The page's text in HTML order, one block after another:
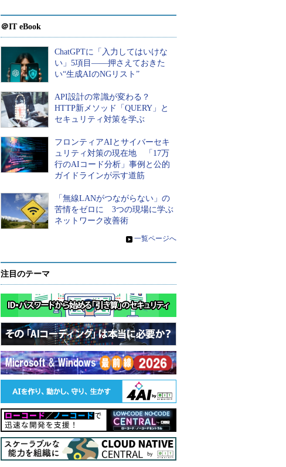
＠IT eBook
ChatGPTに「入力してはいけな
い」5項目――押さえておきた
い“生成AIのNGリスト”
API設計の常識が変わる？
HTTP新メソッド「QUERY」と
セキュリティ対策を学ぶ
フロンティアAIとサイバーセキ
ュリティ対策の現在地 「17万
行のAIコード分析」事例と公的
ガイドラインが示す道筋
「無線LANがつながらない」の
苦情をゼロに 3つの現場に学ぶ
ネットワーク改善術
» 一覧ページへ
注目のテーマ